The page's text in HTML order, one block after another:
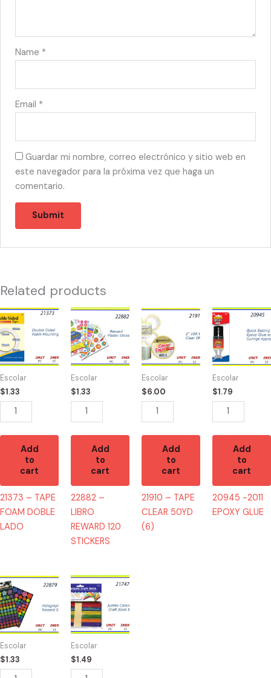
Name *
Email *
Guardar mi nombre, correo electrónico y sitio web en
este navegador para la próxima vez que haga un
comentario.
Related products
Escolar
$1.33
21373
-
TAPE
FOAM
DOBLE
LADO
quantity
Add
to
cart
21373 – TAPE
FOAM DOBLE
LADO
Escolar
$1.33
22882
-
LIBRO
REWARD
120
STICKERS
quantity
Add
to
cart
22882 –
LIBRO
REWARD 120
STICKERS
Escolar
$6.00
21910
-
TAPE
CLEAR
50YD
(6)
quantity
Add
to
cart
21910 – TAPE
CLEAR 50YD
(6)
Escolar
$1.79
20945
-2011
EPOXY
GLUE
quantity
Add
to
cart
20945 -2011
EPOXY GLUE
Escolar
$1.33
22879
-
HOLOGRAPHIC
144
STICKERS
quantity
Escolar
$1.49
21747
-
JUMBO
COLOR
CRAFT
quantity